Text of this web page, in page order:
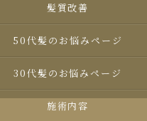
髪質改善
50代髪のお悩みページ
30代髪のお悩みページ
施術内容